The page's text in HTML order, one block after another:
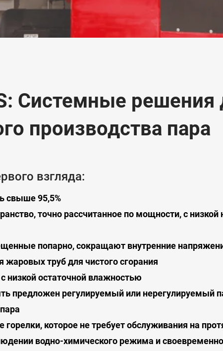
Системные решения
производства пара
взгляда:
свыше 95,5%
точно рассчитанное по мощности, с низкой
попарно, сокращают внутренние
труб для чистого сгорания
низкой остаточной влажностью
предложен регулируемый или нерегулируемый
которое не требует обслуживания на
водно-химического режима и